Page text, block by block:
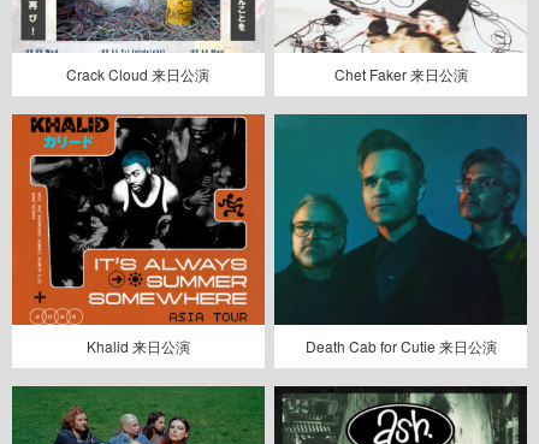
Crack Cloud 来日公演 Chet Faker 来日公演
Khalid 来日公演 Death Cab for Cutie 来日公演